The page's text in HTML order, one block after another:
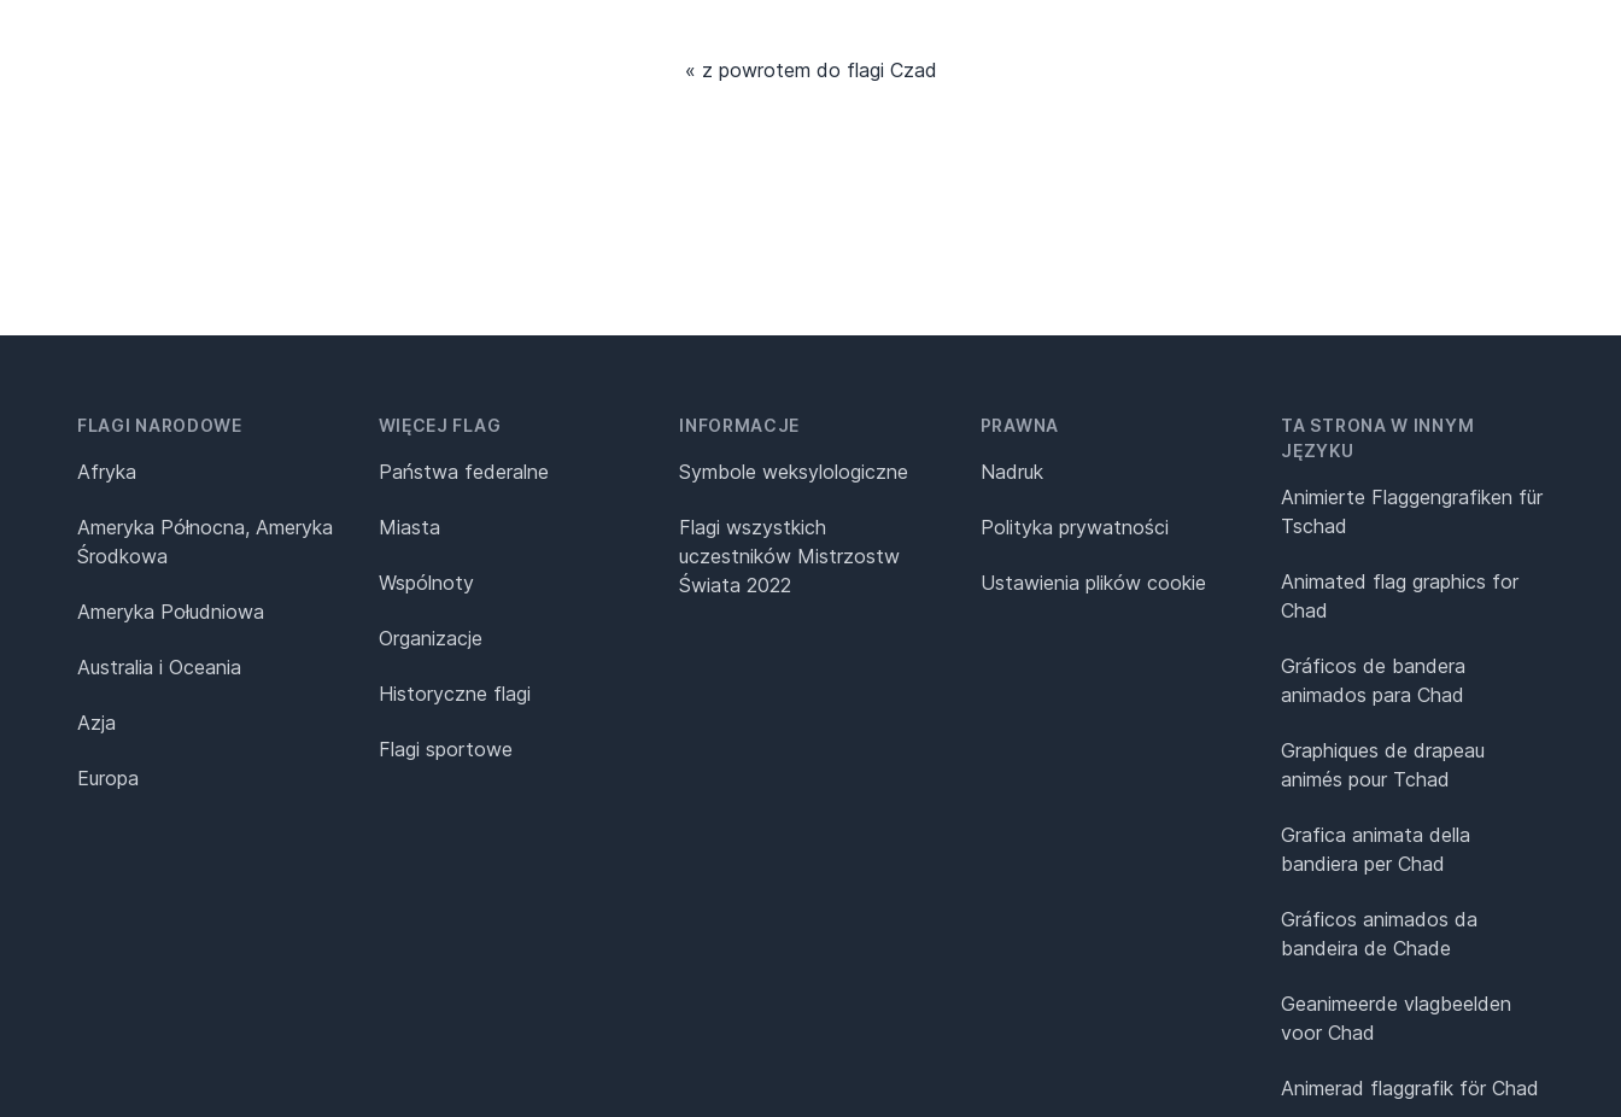
« z powrotem do flagi Czad
FLAGI NARODOWE
Afryka
Ameryka Północna, Ameryka
Środkowa
Ameryka Południowa
Australia i Oceania
Azja
Europa
WIĘCEJ FLAG
Państwa federalne
Miasta
Wspólnoty
Organizacje
Historyczne flagi
Flagi sportowe
INFORMACJE
Symbole weksylologiczne
Flagi wszystkich
uczestników Mistrzostw
Świata 2022
PRAWNA
Nadruk
Polityka prywatności
Ustawienia plików cookie
TA STRONA W INNYM
JĘZYKU
Animierte Flaggengrafiken für
Tschad
Animated flag graphics for
Chad
Gráficos de bandera
animados para Chad
Graphiques de drapeau
animés pour Tchad
Grafica animata della
bandiera per Chad
Gráficos animados da
bandeira de Chade
Geanimeerde vlagbeelden
voor Chad
Animerad flaggrafik för Chad